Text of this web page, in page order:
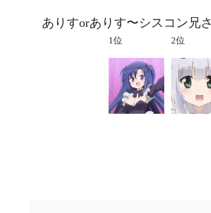
ありすorありす〜シスコン兄
1位 2位